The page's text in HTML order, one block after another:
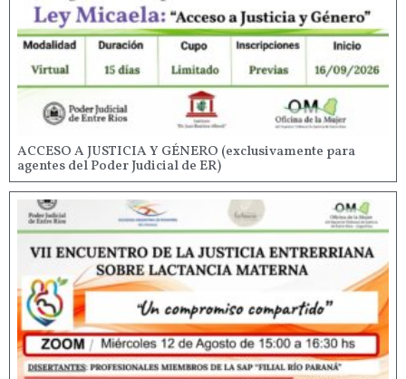
ACCESO A JUSTICIA Y GÉNERO (exclusivamente para
agentes del Poder Judicial de ER)